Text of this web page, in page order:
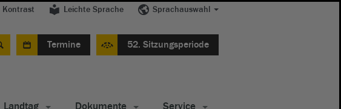
Kontrast Leichte Sprache Sprachauswahl
Termine 52. Sitzungsperiode